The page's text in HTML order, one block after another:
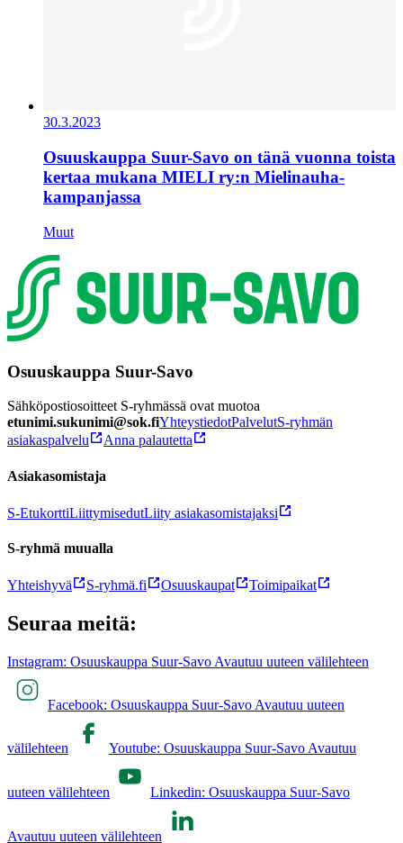
30.3.2023
Osuuskauppa Suur-Savo on tänä vuonna toista
kertaa mukana MIELI ry:n Mielinauha-
kampanjassa
Muut
Osuuskauppa Suur-Savo
Sähköpostiosoitteet S-ryhmässä ovat muotoa
etunimi.sukunimi@sok.fiYhteystiedotPalvelutS-ryhmän
asiakaspalvelu
Anna palautetta
Asiakasomistaja
S-EtukorttiLiittymisedutLiity asiakasomistajaksi
S-ryhmä muualla
Yhteishyvä S-ryhmä.fi Osuuskaupat Toimipaikat
Seuraa meitä:
Instagram: Osuuskauppa Suur-Savo Avautuu uuteen välilehteen
Facebook: Osuuskauppa Suur-Savo Avautuu uuteen
välilehteen Youtube: Osuuskauppa Suur-Savo Avautuu
uuteen välilehteen Linkedin: Osuuskauppa Suur-Savo
Avautuu uuteen välilehteen